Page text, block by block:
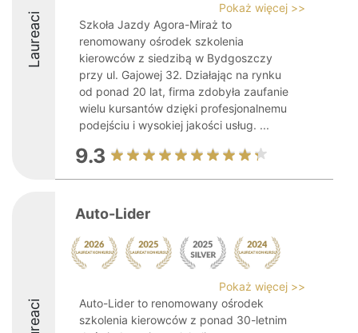
Laureaci
Pokaż więcej >>
Szkoła Jazdy Agora-Miraż to
renomowany ośrodek szkolenia
kierowców z siedzibą w Bydgoszczy
przy ul. Gajowej 32. Działając na rynku
od ponad 20 lat, firma zdobyła zaufanie
wielu kursantów dzięki profesjonalnemu
podejściu i wysokiej jakości usług. ...
9.3
Auto-Lider
Pokaż więcej >>
Auto-Lider to renomowany ośrodek
szkolenia kierowców z ponad 30-letnim